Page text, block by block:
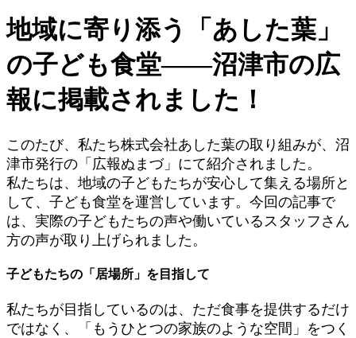
地域に寄り添う「あした葉」
の子ども食堂――沼津市の広
報に掲載されました！
このたび、私たち株式会社あした葉の取り組みが、沼
津市発行の「広報ぬまづ」にて紹介されました。
私たちは、地域の子どもたちが安心して集える場所と
して、子ども食堂を運営しています。今回の記事で
は、実際の子どもたちの声や働いているスタッフさん
方の声が取り上げられました。
子どもたちの「居場所」を目指して
私たちが目指しているのは、ただ食事を提供するだけ
ではなく、「もうひとつの家族のような空間」をつく